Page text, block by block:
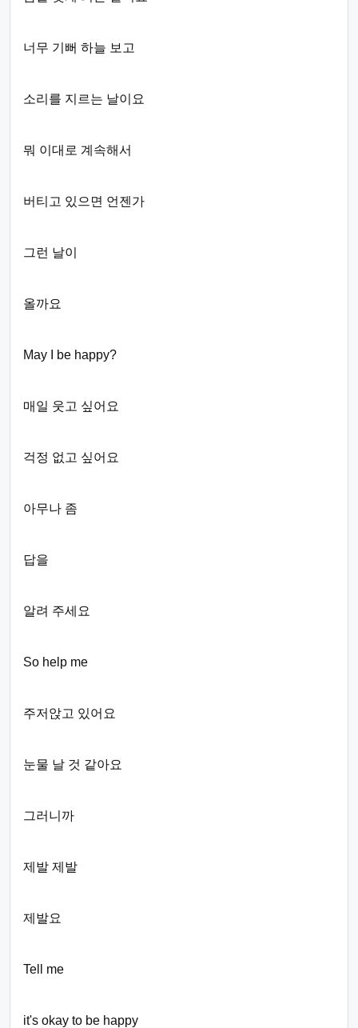
너무 기뻐 하늘 보고
소리를 지르는 날이요
뭐 이대로 계속해서
버티고 있으면 언젠가
그런 날이
올까요
May I be happy?
매일 웃고 싶어요
걱정 없고 싶어요
아무나 좀
답을
알려 주세요
So help me
주저앉고 있어요
눈물 날 것 같아요
그러니까
제발 제발
제발요
Tell me
it's okay to be happy